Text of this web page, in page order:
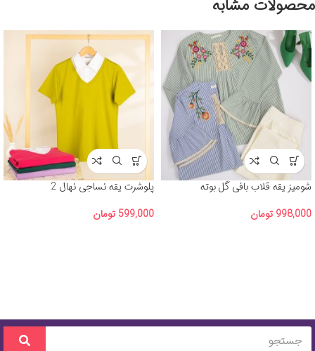
محصولات مشابه
شومیز یقه قلاب بافی گل بوته
998,000 تومان
پلوشرت یقه نساجی نهال 2
599,000 تومان